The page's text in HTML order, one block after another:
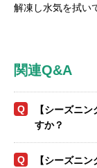
解凍し水気を拭い
関連Q&A
Q
【シーズニ
すか？
Q
【シーズニ